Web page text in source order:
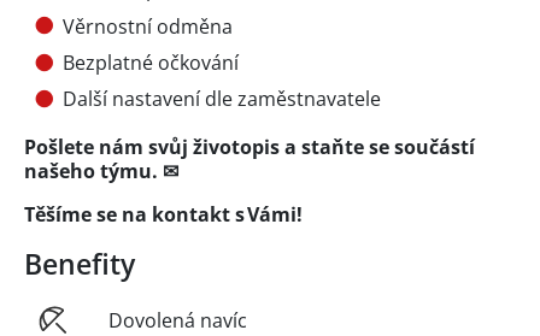
Věrnostní odměna
Bezplatné očkování
Další nastavení dle zaměstnavatele
Pošlete nám svůj životopis a staňte se součástí
našeho týmu. ✉
Těšíme se na kontakt s Vámi!
Benefity
Dovolená navíc